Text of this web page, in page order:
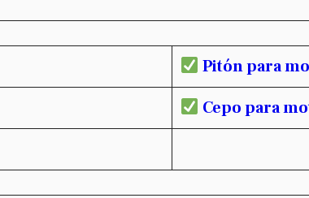
Pitón para
Cepo para